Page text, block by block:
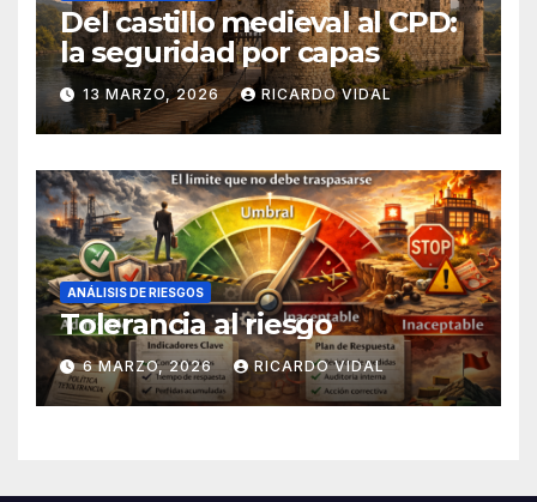
Del castillo medieval al CPD:
la seguridad por capas
13 MARZO, 2026 RICARDO VIDAL
ANÁLISIS DE RIESGOS
Tolerancia al riesgo
6 MARZO, 2026 RICARDO VIDAL